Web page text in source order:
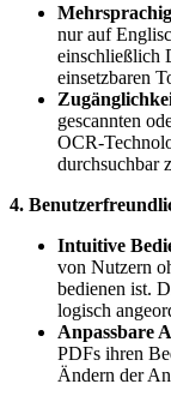
nur auf
einschließlich
einsetzbaren
gescannten
OCR-
durchsuchbar
4.
Intuitive
von Nutzern
bedienen ist.
logisch
Anpassbare
PDFs ihren
Ändern der